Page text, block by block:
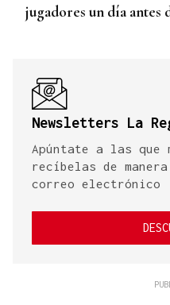
jugadores un día
Newsletters La
Apúntate a las que
recíbelas de
correo electrónico